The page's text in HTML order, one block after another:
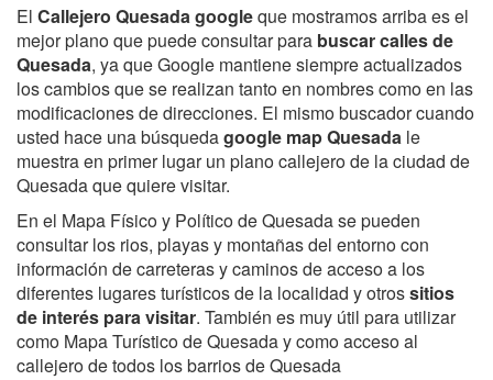
El Callejero Quesada googleque mostramos arriba es el
mejor plano que puede consultar para buscar calles de
Quesada, ya que Google mantiene siempre actualizados
los cambios que se realizan tanto en nombres como en las
modificaciones de direcciones. El mismo buscador cuando
usted hace una búsquedagoogle map Quesada le
muestra en primer lugar un plano callejero de la ciudad de
Quesada que quiere visitar.
En el Mapa Físico y Político de Quesada se pueden
consultar los rios, playas y montañas del entorno con
información de carreteras y caminos de acceso a los
diferentes lugares turísticos de la localidad y otrossitios
de interés para visitar. También es muy útil para utilizar
como Mapa Turístico de Quesada y como acceso al
callejero de todos los barrios de Quesada